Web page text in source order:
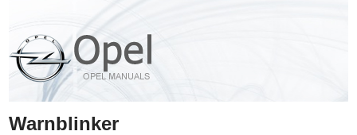
Warnblinker